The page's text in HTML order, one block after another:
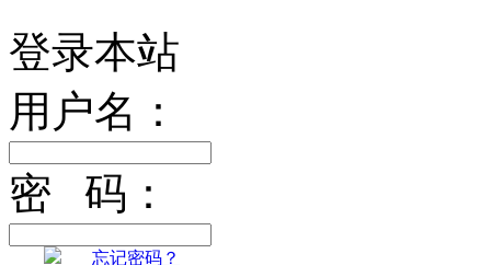
登录本站
用户名：
密 码：
忘记密码？